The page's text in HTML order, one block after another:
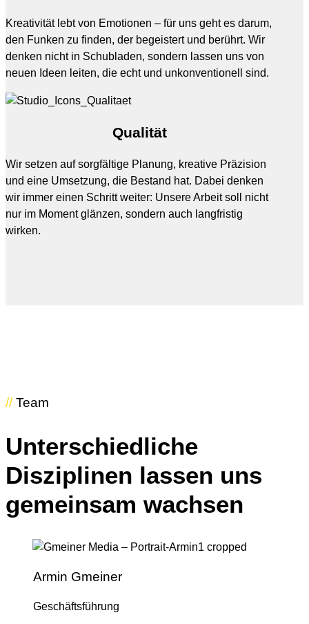
Kreativität lebt von Emotionen – für uns geht es darum,
den Funken zu finden, der begeistert und berührt. Wir
denken nicht in Schubladen, sondern lassen uns von
neuen Ideen leiten, die echt und unkonventionell sind.
Qualität
Wir setzen auf sorgfältige Planung, kreative Präzision
und eine Umsetzung, die Bestand hat. Dabei denken
wir immer einen Schritt weiter: Unsere Arbeit soll nicht
nur im Moment glänzen, sondern auch langfristig
wirken.
//Team
Unterschiedliche
Disziplinen lassen uns
gemeinsam wachsen
Armin Gmeiner
Geschäftsführung